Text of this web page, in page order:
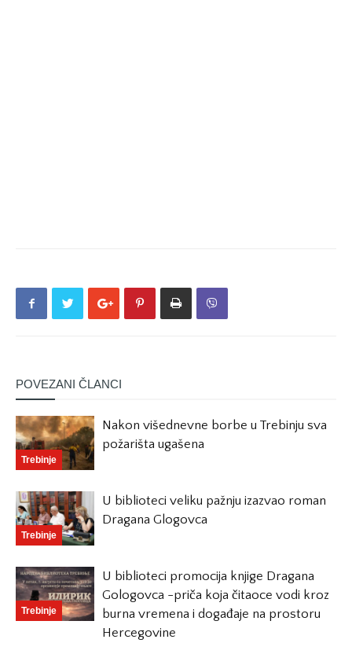
POVEZANI ČLANCI
Trebinje
Nakon višednevne borbe u Trebinju sva
požarišta ugašena
Trebinje
U biblioteci veliku pažnju izazvao roman
Dragana Glogovca
Trebinje
U biblioteci promocija knjige Dragana
Gologovca -priča koja čitaoce vodi kroz
burna vremena i događaje na prostoru
Hercegovine